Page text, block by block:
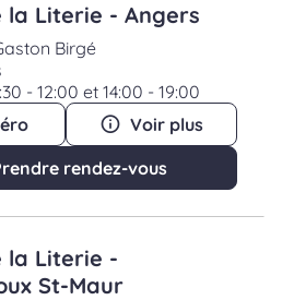
la Literie - Angers
Birgé
- 12:00 et 14:00 - 19:00
Voir plus
rendez-vous
la Literie -
St-Maur